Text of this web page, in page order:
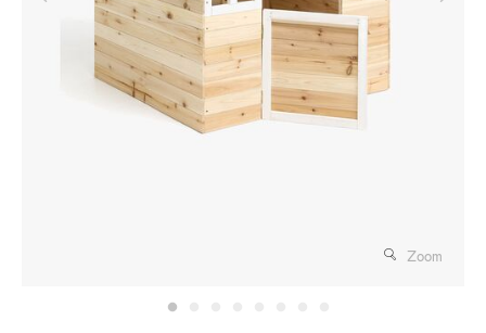
Zoom